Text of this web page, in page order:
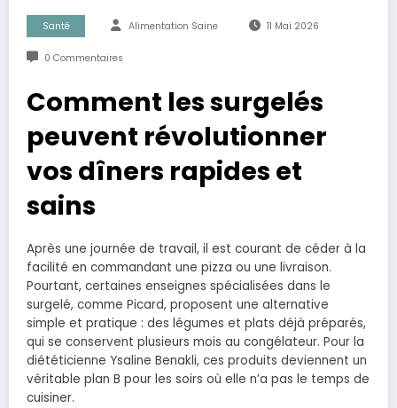
Santé Alimentation Saine 11 Mai 2026
0 Commentaires
Comment les surgelés
peuvent révolutionner
vos dîners rapides et
sains
Après une journée de travail, il est courant de céder à la
facilité en commandant une pizza ou une livraison.
Pourtant, certaines enseignes spécialisées dans le
surgelé, comme Picard, proposent une alternative
simple et pratique : des légumes et plats déjà préparés,
qui se conservent plusieurs mois au congélateur. Pour la
diététicienne Ysaline Benakli, ces produits deviennent un
véritable plan B pour les soirs où elle n’a pas le temps de
cuisiner.